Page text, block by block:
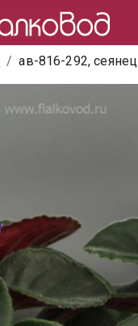
/ ав-816-292, сеянец